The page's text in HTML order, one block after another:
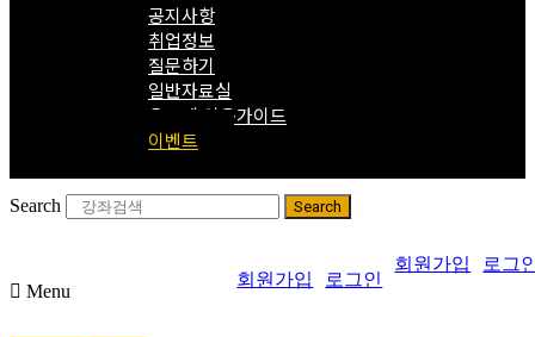
공지사항
취업정보
질문하기
일반자료실
온도계 이용가이드
이벤트
Search Search
회원가입 로그
회원가입 로그인
Menu